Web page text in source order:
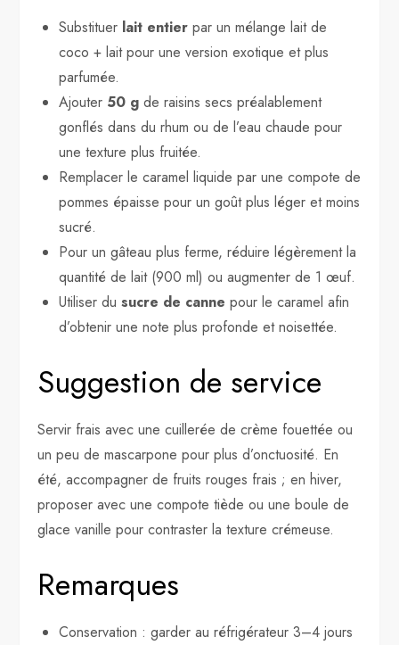
Substituer lait entier par un mélange lait de
coco + lait pour une version exotique et plus
parfumée.
Ajouter 50 g de raisins secs préalablement
gonflés dans du rhum ou de l’eau chaude pour
une texture plus fruitée.
Remplacer le caramel liquide par une compote de
pommes épaisse pour un goût plus léger et moins
sucré.
Pour un gâteau plus ferme, réduire légèrement la
quantité de lait (900 ml) ou augmenter de 1 œuf.
Utiliser dusucre de canne pour le caramel afin
d’obtenir une note plus profonde et noisettée.
Suggestion de service
Servir frais avec une cuillerée de crème fouettée ou
un peu de mascarpone pour plus d’onctuosité. En
été, accompagner de fruits rouges frais ; en hiver,
proposer avec une compote tiède ou une boule de
glace vanille pour contraster la texture crémeuse.
Remarques
Conservation : garder au réfrigérateur 3–4 jours